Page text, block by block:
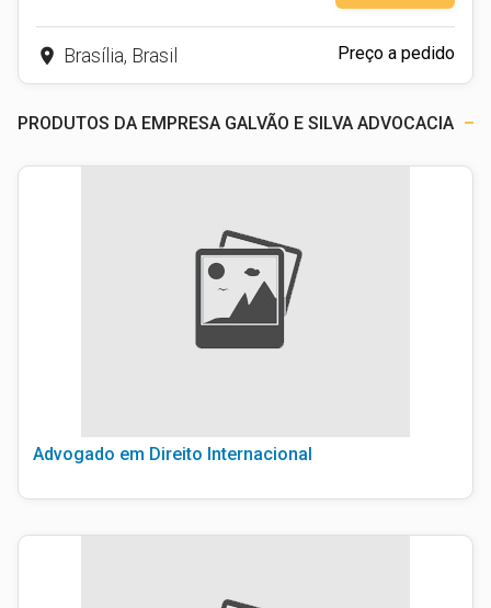
place Brasília, Brasil Preço a pedido
PRODUTOS DA EMPRESA GALVÃO E SILVA ADVOCACIA
Advogado em Direito Internacional